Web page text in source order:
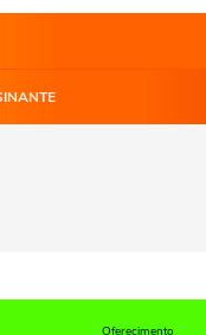
Oferecimento